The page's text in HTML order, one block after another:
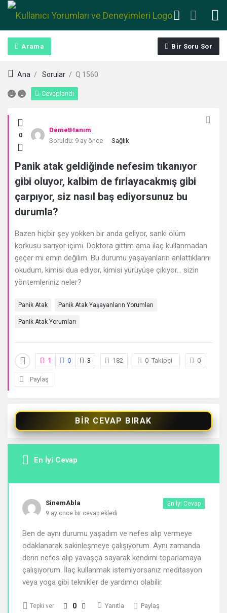
Arama Bir Soru Sor
Ana / Sorular / Q 1560
Cevaplandı
Kullanıcı
Yorumları
ve
Deneyimleri
En
sonuncu
Sorular
0
DemetHanım
Soruldu: 9 ay önce Sağlık
Panik atak geldiğinde nefesim tıkanıyor
gibi oluyor, kalbim de fırlayacakmış gibi
çarpıyor, siz nasıl baş ediyorsunuz bu
durumla?
Bazen hiçbir şey yokken bir anda geliyor, sanki ölüm
korkusu sarıyor içimi. Doktora gittim ama ilaç kullanmadan
geçer mi emin değilim. Bu durumu yaşayanların anlattıklarını
okudum, kimisi dua ediyor, kimisi yürüyüşe çıkıyor… sizin
yöntemleriniz neler?
Panik Atak Panik Atak Yaşayanların Yorumları
Panik Atak Yorumları
1 0 3 182 0 Takipçi 0
Paylaş
BIR CEVAP BIRAK
En İyi Cevap
En İyi Cevap
SinemAbla
9 ay önce bir cevap ekledi
Ben de aynı durumu yaşadım ve nefes alıp vermeye
odaklanarak sakinleşmeye çalışıyorum. Aynı zamanda
derin nefes alıp yavaşça sayarak kendimi toparlamaya
çalışıyorum. İlaç kullanmak istemiyorsanız meditasyon
veya yoga gibi teknikler de yardımcı olabilir.
Tepki ver 0 Yanıtla Paylaş